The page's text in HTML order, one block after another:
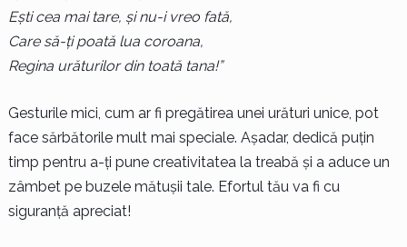
Ești cea mai tare, și nu-i vreo fată,
Care să-ți poată lua coroana,
Regina urăturilor din toată tana!”
Gesturile mici, cum ar fi pregătirea unei urături unice, pot
face sărbătorile mult mai speciale. Așadar, dedică puțin
timp pentru a-ți pune creativitatea la treabă și a aduce un
zâmbet pe buzele mătușii tale. Efortul tău va fi cu
siguranță apreciat!